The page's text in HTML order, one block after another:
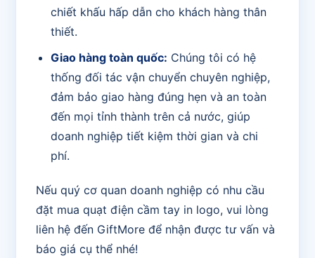
chiết khấu hấp dẫn cho khách hàng thân
thiết.
Giao hàng toàn quốc: Chúng tôi có hệ
thống đối tác vận chuyển chuyên nghiệp,
đảm bảo giao hàng đúng hẹn và an toàn
đến mọi tỉnh thành trên cả nước, giúp
doanh nghiệp tiết kiệm thời gian và chi
phí.
Nếu quý cơ quan doanh nghiệp có nhu cầu
đặt mua quạt điện cầm tay in logo, vui lòng
liên hệ đến GiftMore để nhận được tư vấn và
báo giá cụ thể nhé!